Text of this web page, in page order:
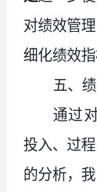
对绩效管理
细化绩效指
五、
通过
投入、过
的分析，